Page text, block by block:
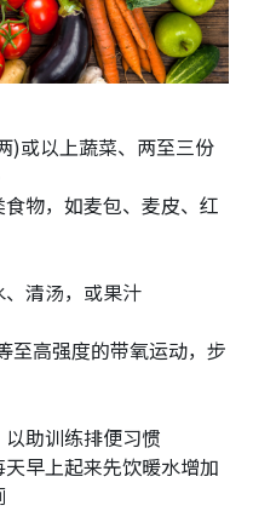
)或以上蔬菜、两至三份
物，如麦包、麦皮、红
清汤，或果汁
至高强度的带氧运动，步
助训练排便习惯
早上起来先饮暖水增加